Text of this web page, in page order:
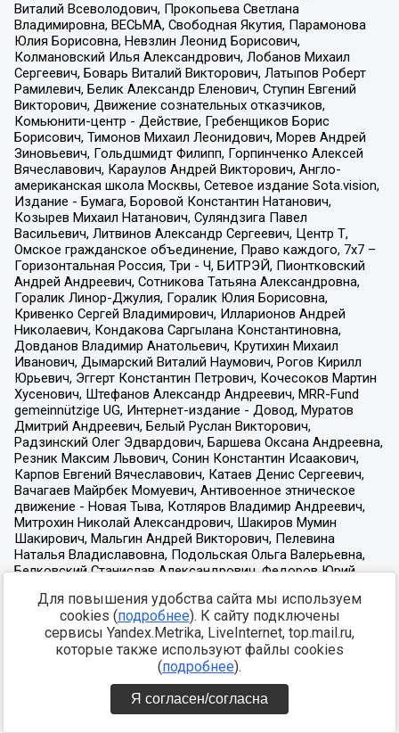
Для повышения удобства сайта мы используем
cookies (подробнее). К сайту подключены
сервисы Yandex.Metrika, LiveInternet, top.mail.ru,
которые также используют файлы cookies
(подробнее).
Я согласен/согласна